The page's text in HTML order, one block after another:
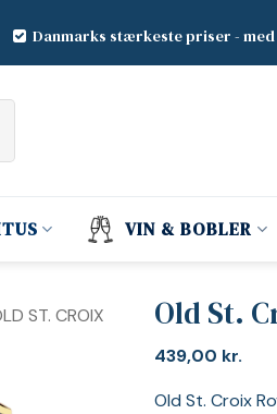
Danmarks stærkeste priser -
VIN & BOBLER
ST. CROIX
Old St.
439,00 kr.
Old St. Croix